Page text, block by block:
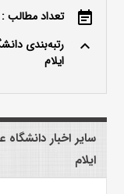
event_note تعداد مطالب :
keyboard_arrow_up
رتبه‌بندی
ایلام
سایر اخبار
ایلام